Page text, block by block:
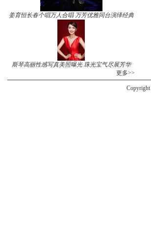
姜育恒长春个唱万人合唱 万芳优雅同台演绎经典
斯琴高丽性感写真美照曝光 珠光宝气尽展芳华
更多>>
Copyright